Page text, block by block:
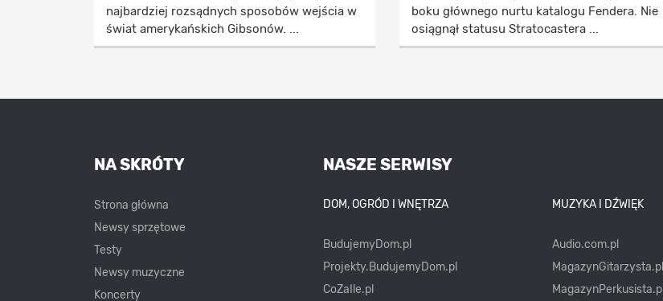
najbardziej rozsądnych sposobów wejścia w
świat amerykańskich Gibsonów. ...
boku głównego nurtu katalogu Fendera. Nie
osiągnął statusu Stratocastera ...
NASZE SERWISY
DOM, OGRÓD I WNĘTRZA
BudujemyDom.pl
Projekty.BudujemyDom.pl
CoZaIle.pl
MUZYKA I DŹWIĘK
Audio.com.pl
MagazynGitarzysta.pl
MagazynPerkusista.pl
NA SKRÓTY
Strona główna
Newsy sprzętowe
Testy
Newsy muzyczne
Koncerty